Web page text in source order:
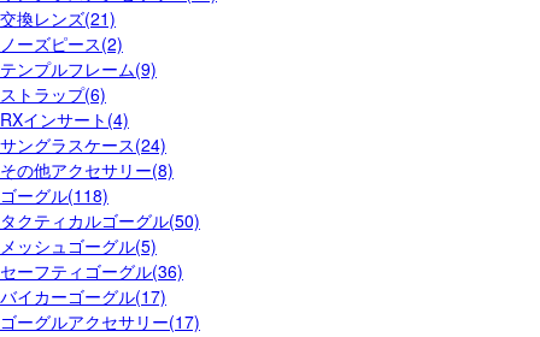
交換レンズ(21)
ノーズピース(2)
テンプルフレーム(9)
ストラップ(6)
RXインサート(4)
サングラスケース(24)
その他アクセサリー(8)
ゴーグル(118)
タクティカルゴーグル(50)
メッシュゴーグル(5)
セーフティゴーグル(36)
バイカーゴーグル(17)
ゴーグルアクセサリー(17)